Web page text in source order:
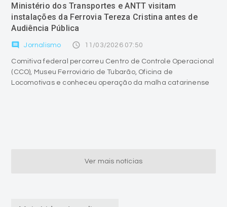
Ministério dos Transportes e ANTT visitam
instalações da Ferrovia Tereza Cristina antes de
Audiência Pública
comment Jornalismo access_time 11/03/2026 07:50
Comitiva federal percorreu Centro de Controle Operacional
(CCO), Museu Ferroviário de Tubarão, Oficina de
Locomotivas e conheceu operação da malha catarinense
Ver mais notícias